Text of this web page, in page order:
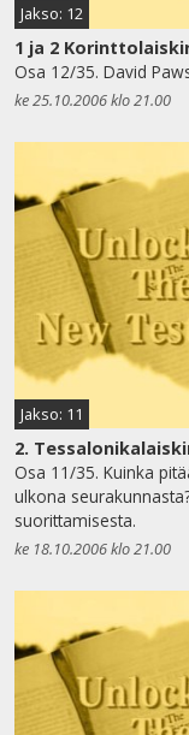
Jakso: 12
1 ja 2
Osa 12/35. David
ke 25.10.2006 klo 21.00
Jakso: 11
2.
Osa 11/35. Kuinka
ulkona
suorittamisesta.
ke 18.10.2006 klo 21.00